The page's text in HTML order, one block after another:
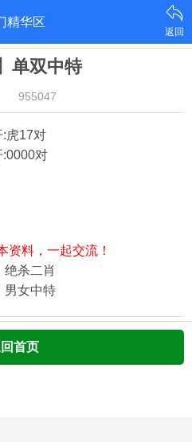
精华区
返回
单双中特
955047
:虎17对
:0000对
资料，一起交流！
杀二肖
男女中特
首页